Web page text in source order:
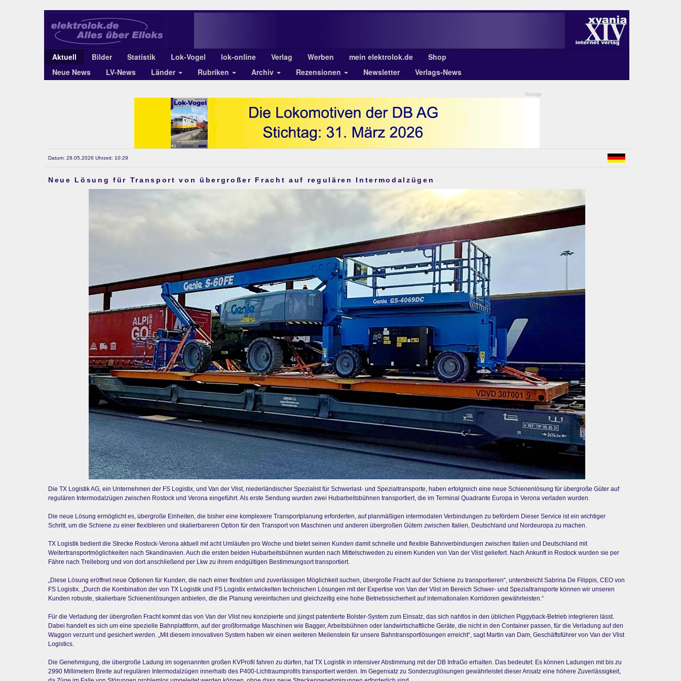
Aktuell Bilder Statistik Lok-Vogel lok-online Verlag Werben mein elektrolok.de
Shop
Neue News
LV-News Länder Rubriken Archiv Rezensionen Newsletter Verlags-News
Anzeige
Datum: 28.05.2026 Uhrzeit: 10:29
Neue Lösung für Transport von übergroßer Fracht auf regulären Intermodalzügen
Die TX Logistik AG, ein Unternehmen der FS Logistix, und Van der Vlist, niederländischer Spezialist für Schwerlast- und Spezialtransporte, haben erfolgreich eine neue Schienenlösung für übergroße Güter auf
regulären Intermodalzügen zwischen Rostock und Verona eingeführt. Als erste Sendung wurden zwei Hubarbeitsbühnen transportiert, die im Terminal Quadrante Europa in Verona verladen wurden.
Die neue Lösung ermöglicht es, übergroße Einheiten, die bisher eine komplexere Transportplanung erforderten, auf planmäßigen intermodalen Verbindungen zu befördern Dieser Service ist ein wichtiger
Schritt, um die Schiene zu einer flexibleren und skalierbareren Option für den Transport von Maschinen und anderen übergroßen Gütern zwischen Italien, Deutschland und Nordeuropa zu machen.
TX Logistik bedient die Strecke Rostock-Verona aktuell mit acht Umläufen pro Woche und bietet seinen Kunden damit schnelle und flexible Bahnverbindungen zwischen Italien und Deutschland mit
Weitertransportmöglichkeiten nach Skandinavien. Auch die ersten beiden Hubarbeitsbühnen wurden nach Mittelschweden zu einem Kunden von Van der Vlist geliefert. Nach Ankunft in Rostock wurden sie per
Fähre nach Trelleborg und von dort anschließend per Lkw zu ihrem endgültigen Bestimmungsort transportiert.
„Diese Lösung eröffnet neue Optionen für Kunden, die nach einer flexiblen und zuverlässigen Möglichkeit suchen, übergroße Fracht auf der Schiene zu transportieren“, unterstreicht Sabrina De Filippis, CEO von
FS Logistix. „Durch die Kombination der von TX Logistik und FS Logistix entwickelten technischen Lösungen mit der Expertise von Van der Vlist im Bereich Schwer- und Spezialtransporte können wir unseren
Kunden robuste, skalierbare Schienenlösungen anbieten, die die Planung vereinfachen und gleichzeitig eine hohe Betriebssicherheit auf internationalen Korridoren gewährleisten.“
Für die Verladung der übergroßen Fracht kommt das von Van der Vlist neu konzipierte und jüngst patentierte Bolster-System zum Einsatz, das sich nahtlos in den üblichen Piggyback-Betrieb integrieren lässt.
Dabei handelt es sich um eine spezielle Bahnplattform, auf der großformatige Maschinen wie Bagger, Arbeitsbühnen oder landwirtschaftliche Geräte, die nicht in den Container passen, für die Verladung auf den
Waggon verzurrt und gesichert werden. „Mit diesem innovativen System haben wir einen weiteren Meilenstein für unsere Bahntransportlösungen erreicht“, sagt Martin van Dam, Geschäftsführer von Van der Vlist
Logistics.
Die Genehmigung, die übergroße Ladung im sogenannten großen KVProfil fahren zu dürfen, hat TX Logistik in intensiver Abstimmung mit der DB InfraGo erhalten. Das bedeutet: Es können Ladungen mit bis zu
2990 Millimetern Breite auf regulären Intermodalzügen innerhalb des P400-Lichtraumprofils transportiert werden. Im Gegensatz zu Sonderzuglösungen gewährleistet dieser Ansatz eine höhere Zuverlässigkeit,